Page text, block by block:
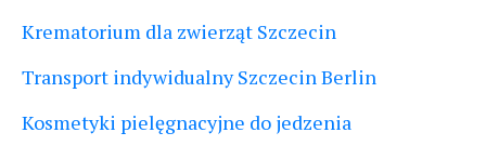
Krematorium dla zwierząt Szczecin
Transport indywidualny Szczecin Berlin
Kosmetyki pielęgnacyjne do jedzenia